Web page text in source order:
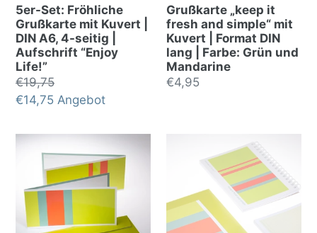
5er-Set: Fröhliche
Grußkarte mit Kuvert |
DIN A6, 4-seitig |
Aufschrift “Enjoy
Life!”
Normalpreis
€19,75
Sonderpreis
€14,75 Angebot
Grußkarte „keep it
fresh and simple“ mit
Kuvert | Format DIN
lang | Farbe: Grün und
Mandarine
Normalpreis
€4,95